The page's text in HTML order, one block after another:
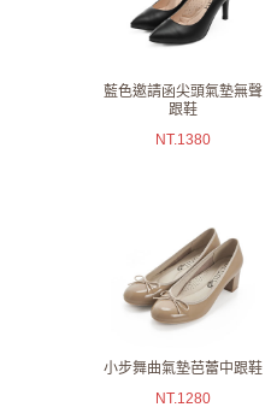
藍色邀請函尖頭氣墊無聲
跟鞋
NT.1380
小步舞曲氣墊芭蕾中跟鞋
NT.1280